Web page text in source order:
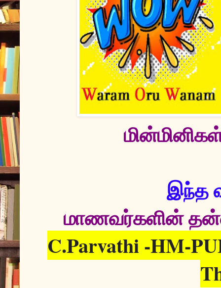
இந்த
மாணவர்களின்
C.Parvathi -HM-